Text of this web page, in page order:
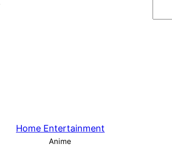
Home Entertainment
Anime